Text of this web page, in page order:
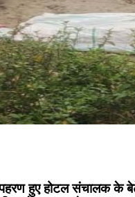
अपहरण हुए होटल